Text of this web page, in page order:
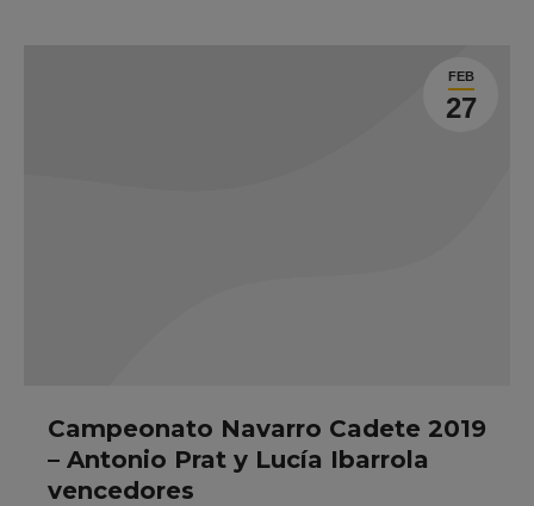
FEB
27
Campeonato Navarro Cadete 2019
– Antonio Prat y Lucía Ibarrola
vencedores